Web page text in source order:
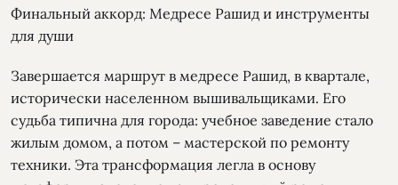
Финальный аккорд: Медресе Рашид и инструменты
для души
Завершается маршрут в медресе Рашид, в квартале,
исторически населенном вышивальщиками. Его
судьба типична для города: учебное заведение стало
жилым домом, а потом – мастерской по ремонту
техники. Эта трансформация легла в основу